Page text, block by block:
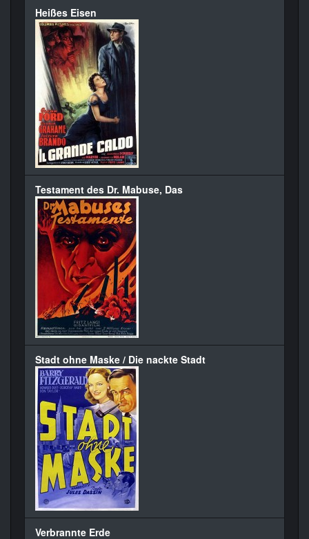
Heißes Eisen
Testament des Dr. Mabuse, Das
Stadt ohne Maske / Die nackte Stadt
Verbrannte Erde